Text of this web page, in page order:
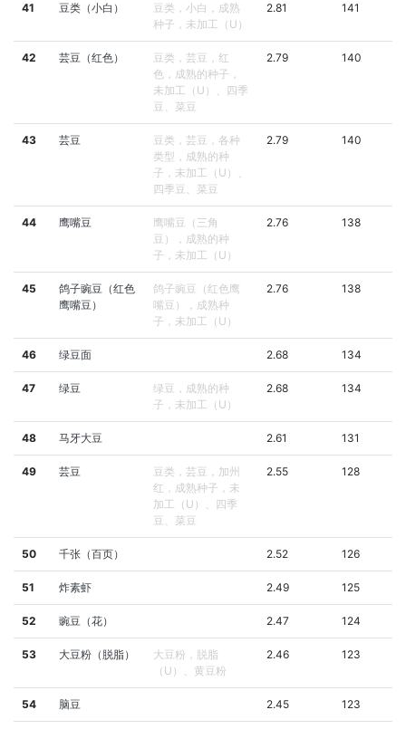
41 豆类（小白）
豆类，小白，成熟
种子，未加工（U）
2.81 141
42 芸豆（红色）
豆类，芸豆，红
色，成熟的种子，
未加工（U）、四季
豆、菜豆
2.79 140
43 芸豆
豆类，芸豆，各种
类型，成熟的种
子，未加工（U）、
四季豆、菜豆
2.79 140
44 鹰嘴豆
鹰嘴豆（三角
豆），成熟的种
子，未加工（U）
2.76 138
45
鸽子豌豆（红色
鹰嘴豆）
鸽子豌豆（红色鹰
嘴豆），成熟种
子，未加工（U）
2.76 138
46 绿豆面 2.68 134
47 绿豆
绿豆，成熟的种
子，未加工（U）
2.68 134
48 马牙大豆 2.61 131
49 芸豆
豆类，芸豆，加州
红，成熟种子，未
加工（U）、四季
豆、菜豆
2.55 128
50 千张（百页） 2.52 126
51 炸素虾 2.49 125
52 豌豆（花） 2.47 124
53 大豆粉（脱脂）
大豆粉，脱脂
（U）、黄豆粉
2.46 123
54 脑豆 2.45 123